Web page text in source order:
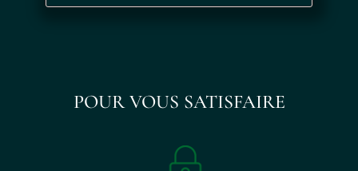
POUR VOUS SATISFAIRE